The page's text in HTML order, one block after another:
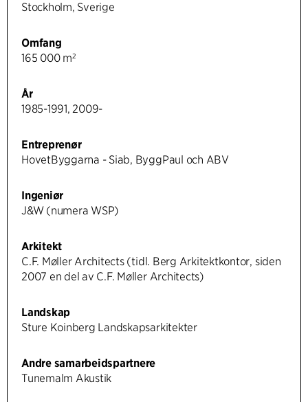
Stockholm, Sverige
Omfang
165 000 m²
År
1985-1991, 2009-
Entreprenør
HovetByggarna - Siab, ByggPaul och ABV
Ingeniør
J&W (numera WSP)
Arkitekt
C.F. Møller Architects (tidl. Berg Arkitektkontor, siden
2007 en del av C.F. Møller Architects)
Landskap
Sture Koinberg Landskapsarkitekter
Andre samarbeidspartnere
Tunemalm Akustik